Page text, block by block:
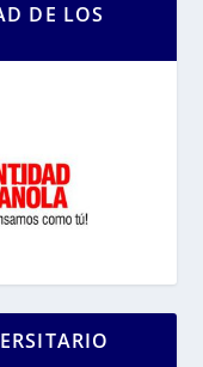
DE LOS